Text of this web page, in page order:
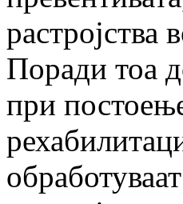
растројства
Поради тоа
при